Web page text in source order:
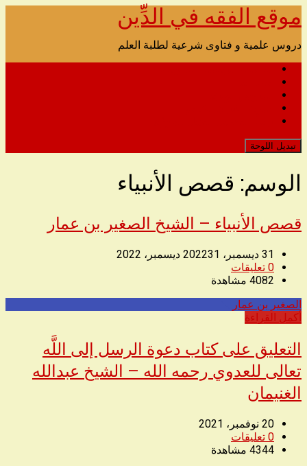
تخطى
الى
موقع الفقه في الدِّين
دروس علمية و فتاوى شرعية لطلبة العلم
تبديل اللوحة
الوسم: قصص الأنبياء
قصص الأنبياء – الشيخ الصغير بن عمار
31 ديسمبر، 2022
31 ديسمبر، 2022
0 تعليقات
4082 مشاهدة
الصغير بن عمار
أكمل القراءة
التعليق على كتاب دعوة الرسل إلى اللَّه
تعالى للعدوي رحمه الله – الشيخ عبدالله
الغنيمان
20 نوفمبر، 2021
0 تعليقات
4344 مشاهدة